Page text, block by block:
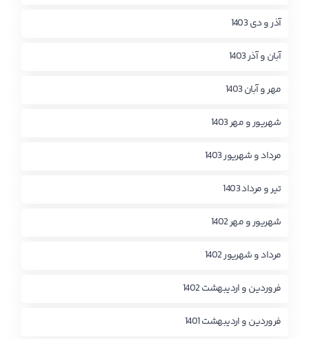
آذر و دی 1403
آبان و آذر 1403
مهر و آبان 1403
شهریور و مهر 1403
مرداد و شهریور 1403
تیر و مرداد 1403
شهریور و مهر 1402
مرداد و شهریور 1402
فروردین و اردیبهشت 1402
فروردین و اردیبهشت 1401